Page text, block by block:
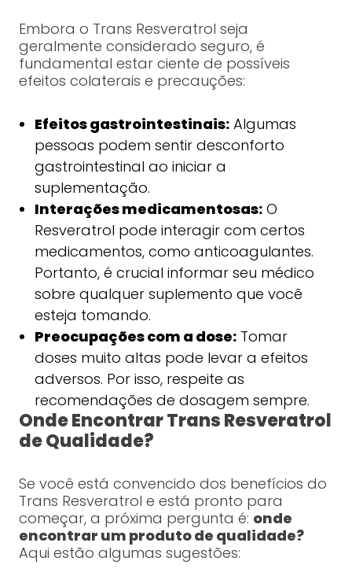
Embora o Trans Resveratrol seja
geralmente considerado seguro, é
fundamental estar ciente de possíveis
efeitos colaterais e precauções:
Efeitos gastrointestinais:Algumas
pessoas podem sentir desconforto
gastrointestinal ao iniciar a
suplementação.
Interações medicamentosas:O
Resveratrol pode interagir com certos
medicamentos, como anticoagulantes.
Portanto, é crucial informar seu médico
sobre qualquer suplemento que você
esteja tomando.
Preocupações com a dose:Tomar
doses muito altas pode levar a efeitos
adversos. Por isso, respeite as
recomendações de dosagem sempre.
Onde Encontrar Trans Resveratrol
de Qualidade?
Se você está convencido dos benefícios do
Trans Resveratrol e está pronto para
começar, a próxima pergunta é: onde
encontrar um produto de qualidade?
Aqui estão algumas sugestões: